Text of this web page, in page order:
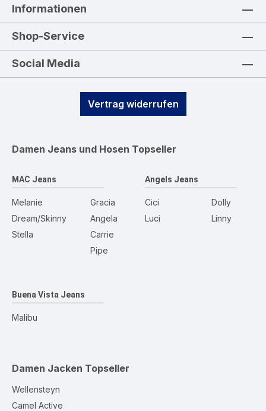
Informationen
Shop-Service
Social Media
Vertrag widerrufen
Damen Jeans und Hosen Topseller
MAC Jeans
Melanie
Dream/Skinny
Stella
Gracia
Angela
Carrie
Pipe
Angels Jeans
Cici
Luci
Dolly
Linny
Buena Vista Jeans
Malibu
Damen Jacken Topseller
Wellensteyn
Camel Active